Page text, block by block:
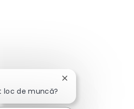
loc de muncă?
Închideți notificarea